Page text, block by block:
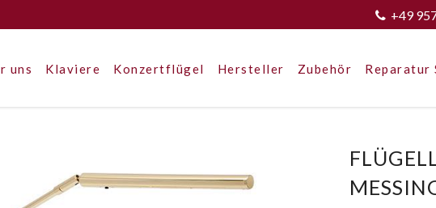
+49
uns Klaviere Konzertflügel Hersteller Zubehör Reparatur